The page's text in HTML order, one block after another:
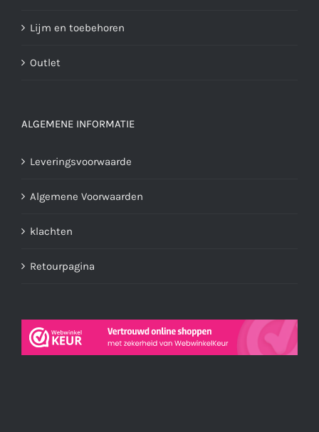
Lijm en toebehoren
Outlet
ALGEMENE INFORMATIE
Leveringsvoorwaarde
Algemene Voorwaarden
klachten
Retourpagina